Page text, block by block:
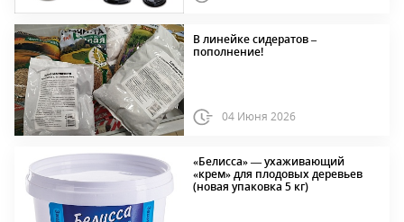
В линейке сидератов –
пополнение!
04 Июня 2026
«Белисса» — ухаживающий
«крем» для плодовых деревьев
(новая упаковка 5 кг)